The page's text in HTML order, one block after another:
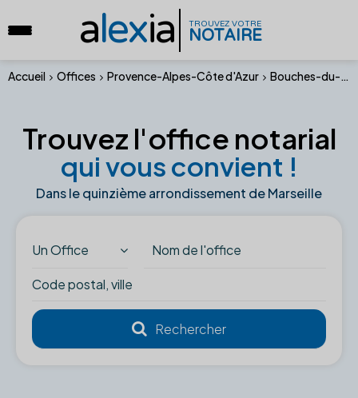
alexia TROUVEZ VOTRE
NOTAIRE
Accueil Offices Provence-Alpes-Côte d'Azur Bouches-du-Rhône
Trouvez l'office notarial
qui vous convient !
Dans le quinzième arrondissement de Marseille
Un Office